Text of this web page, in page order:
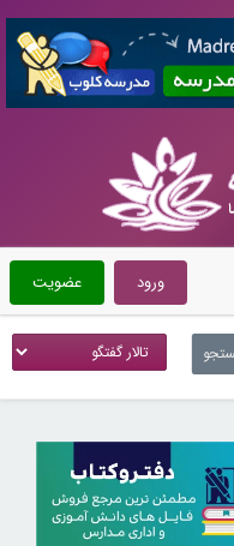
عضویت ورود